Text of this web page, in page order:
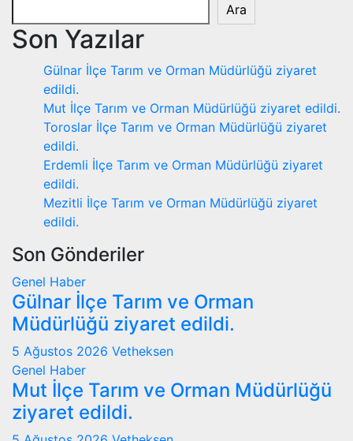
Ara
Son Yazılar
Gülnar İlçe Tarım ve Orman Müdürlüğü ziyaret
edildi.
Mut İlçe Tarım ve Orman Müdürlüğü ziyaret edildi.
Toroslar İlçe Tarım ve Orman Müdürlüğü ziyaret
edildi.
Erdemli İlçe Tarım ve Orman Müdürlüğü ziyaret
edildi.
Mezitli İlçe Tarım ve Orman Müdürlüğü ziyaret
edildi.
Son Gönderiler
Genel Haber
Gülnar İlçe Tarım ve Orman
Müdürlüğü ziyaret edildi.
5 Ağustos 2026 Vetheksen
Genel Haber
Mut İlçe Tarım ve Orman Müdürlüğü
ziyaret edildi.